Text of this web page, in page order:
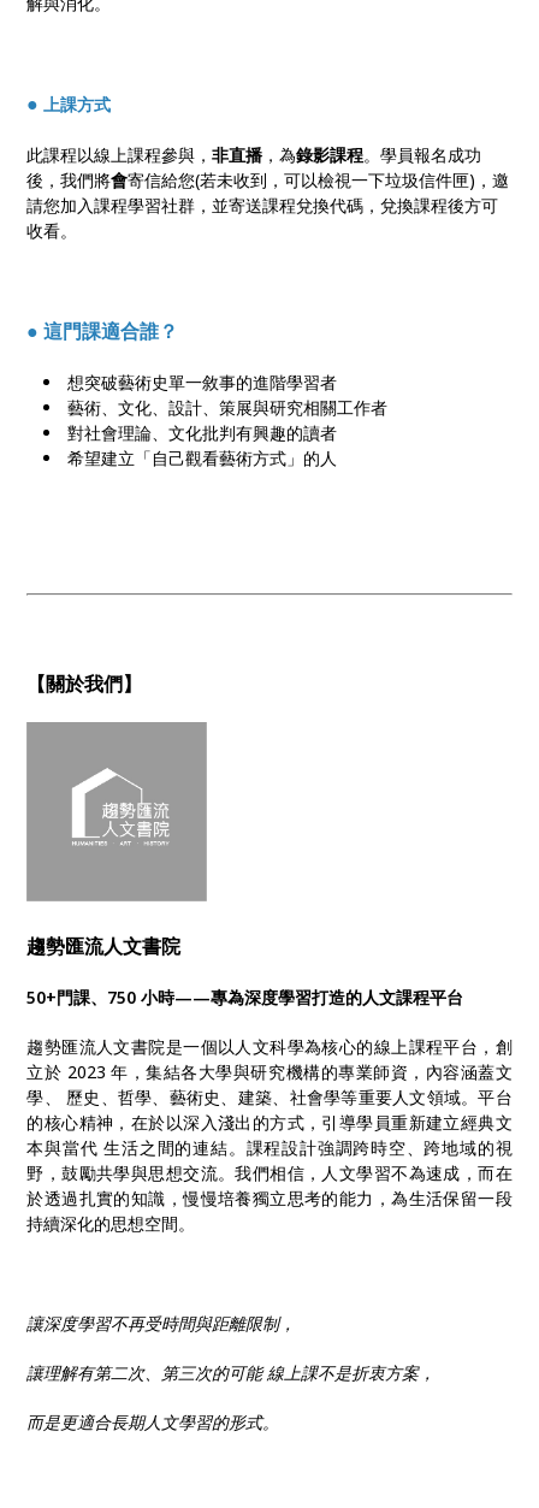
●上課方式
此課程以線上課程參與，非直播 ，為錄影課程。學員報名成功
後，我們將會寄信給您(若未收到，可以檢視一下垃圾信件匣)，邀
請您加入課程學習社群，並寄送課程兌換代碼，兌換課程後方可
收看。
● 這門課適合誰？
想突破藝術史單一敘事的進階學習者
藝術、文化、設計、策展與研究相關工作者
對社會理論、文化批判有興趣的讀者
希望建立「自己觀看藝術方式」的人
【關於我們】
趨勢匯流人文書院
50+門課、750 小時——專為深度學習打造的人文課程平台
趨勢匯流人文書院是一個以人文科學為核心的線上課程平台，創
立於 2023 年，集結各大學與研究機構的專業師資，內容涵蓋文
學、 歷史、哲學、藝術史、建築、社會學等重要人文領域。平台
的核心精神，在於以深入淺出的方式，引導學員重新建立經典文
本與當代 生活之間的連結。課程設計強調跨時空、跨地域的視
野，鼓勵共學與思想交流。我們相信，人文學習不為速成，而在
於透過扎實的知識，慢慢培養獨立思考的能力，為生活保留一段
持續深化的思想空間。
讓深度學習不再受時間與距離限制，
讓理解有第二次、第三次的可能 線上課不是折衷方案，
而是更適合長期人文學習的形式。